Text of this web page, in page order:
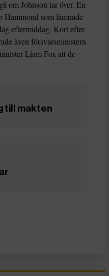
om Johnson tar över. En
Hammond som lämnade
eftermiddag. Kort efter
även försvarsministern
Liam Fox att de
till makten